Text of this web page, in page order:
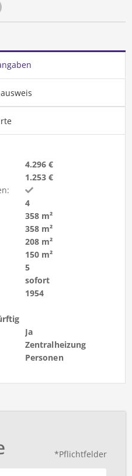
4.296 €
1.253 €
4
358 m²
358 m²
208 m²
150 m²
5
sofort
1954
Ja
Zentralheizung
Personen
*Pflichtfelder